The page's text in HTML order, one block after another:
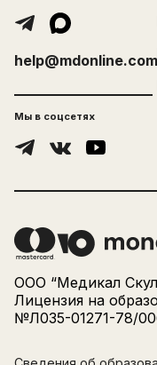
help@mdonline.com
Мы в соцсетях
ООО “Медикал
Лицензия на
№Л035-01271-78/